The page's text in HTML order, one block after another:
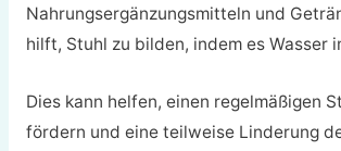
Nahrungsergänzungsmitteln und
hilft, Stuhl zu bilden, indem es Wasser
Dies kann helfen, einen regelmäßigen
fördern und eine teilweise Linderung